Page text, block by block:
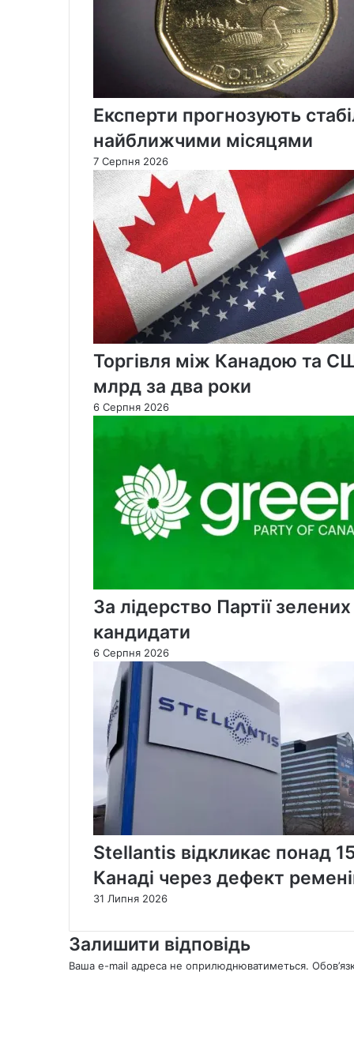
Експерти прогнозують
найближчими місяцями
7 Серпня 2026
Торгівля між Канадою та
млрд за два роки
6 Серпня 2026
За лідерство Партії
кандидати
6 Серпня 2026
Stellantis відкликає понад
Канаді через дефект
31 Липня 2026
Залишити відповідь
Ваша e-mail адреса не оприлюднюватиметься.